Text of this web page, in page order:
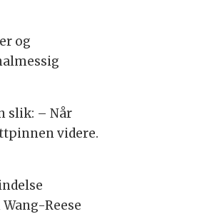
og
slik: – Når
videre.
Reese